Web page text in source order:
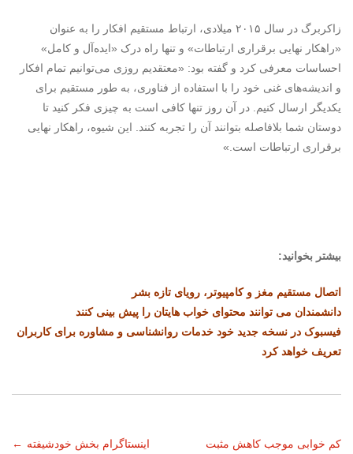
زاکربرگ در سال ۲۰۱۵ میلادی، ارتباط مستقیم افکار را به عنوان
«راهکار نهایی برقراری ارتباطات» و تنها راه درک «ایده‌آل و کامل»
احساسات معرفی کرد و گفته بود: «معتقدیم روزی می‌توانیم تمام افکار
و اندیشه‌های غنی خود را با استفاده از فناوری، به طور مستقیم برای
یکدیگر ارسال کنیم. در آن روز تنها کافی است به چیزی فکر کنید تا
دوستان شما بلافاصله بتوانند آن را تجربه کنند. این شیوه، راهکار نهایی
برقراری ارتباطات است.»
بیشتر بخوانید:
اتصال مستقیم مغز و کامپیوتر، رویای تازه بشر
دانشمندان می توانند محتوای خواب هایتان را پیش بینی کنند
فیسبوک در نسخه جدید خود خدمات روانشناسی و مشاوره برای کاربران
تعریف خواهد کرد
← اینستاگرام بخش خودشیفته کم خوابی موجب کاهش مثبت